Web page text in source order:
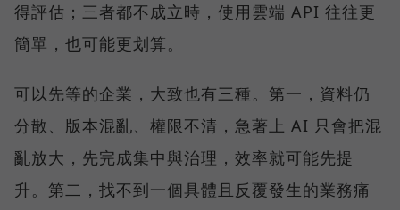
得評估；三者都不成立時，使用雲端 API 往往更
簡單，也可能更划算。
可以先等的企業，大致也有三種。第一，資料仍
分散、版本混亂、權限不清，急著上 AI 只會把混
亂放大，先完成集中與治理，效率就可能先提
升。第二，找不到一個具體且反覆發生的業務痛